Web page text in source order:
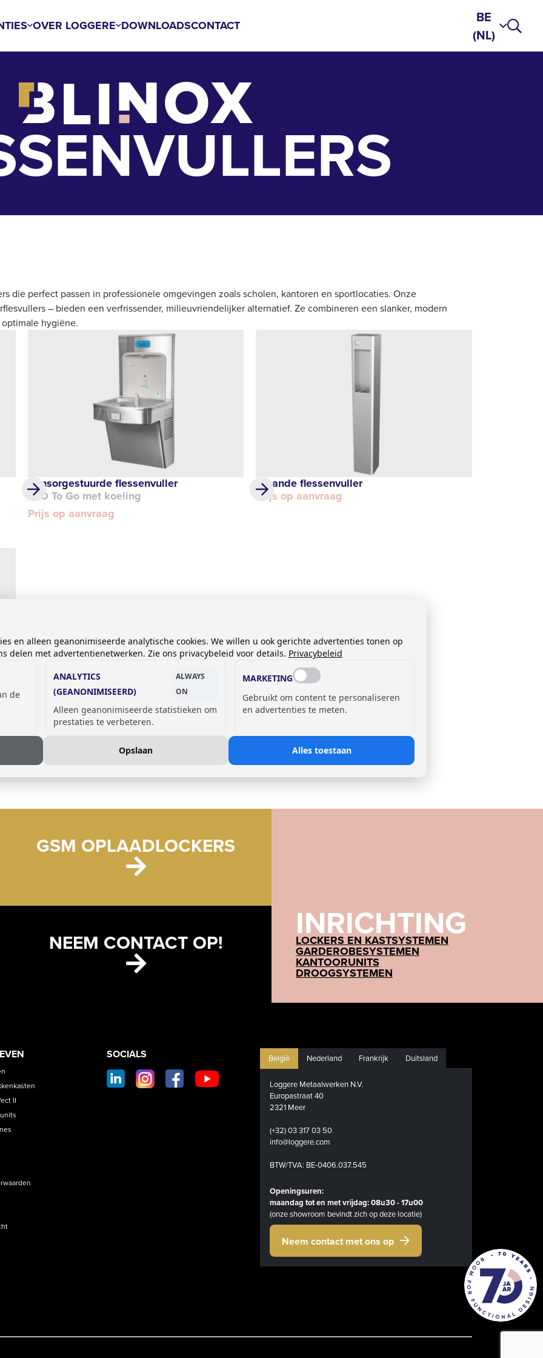
OVER LOGGERE DOWNLOADSCONTACT
BE
(NL)
die perfect passen in professionele omgevingen zoals scholen, kantoren en sportlocaties. Onze
– bieden een verfrissender, milieuvriendelijker alternatief. Ze combineren een slanker, modern
hygiëne.
Sensorgestuurde flessenvuller
H²O To Go met koeling
Prijs op aanvraag
Staande flessenvuller
Prijs op aanvraag
GSM OPLAADLOCKERS
NEEM CONTACT OP! INRICHTING
LOCKERS EN KASTSYSTEMEN
GARDEROBESYSTEMEN
KANTOORUNITS
DROOGSYSTEMEN
II
CONTACT
SOCIAL
FOOTER
SOCIALS België Nederland Frankrijk Duitsland
Loggere Metaalwerken N.V.
Europastraat 40
2321 Meer
(+32) 03 317 03 50
info@loggere.com
BTW/TVA: BE-0406.037.545
Openingsuren:
maandag tot en met vrijdag: 08u30 - 17u00
(onze showroom bevindt zich op deze locatie)
Neem contact met ons op
en alleen geanonimiseerde analytische cookies. We willen u ook gerichte advertenties tonen op
delen met advertentienetwerken. Zie ons privacybeleid voor details. Privacybeleid
de
ANALYTICS
(GEANONIMISEERD)
ALWAYS
ON
Alleen geanonimiseerde statistieken om
prestaties te verbeteren.
MARKETING
Gebruikt om content te personaliseren
en advertenties te meten.
Opslaan Alles toestaan